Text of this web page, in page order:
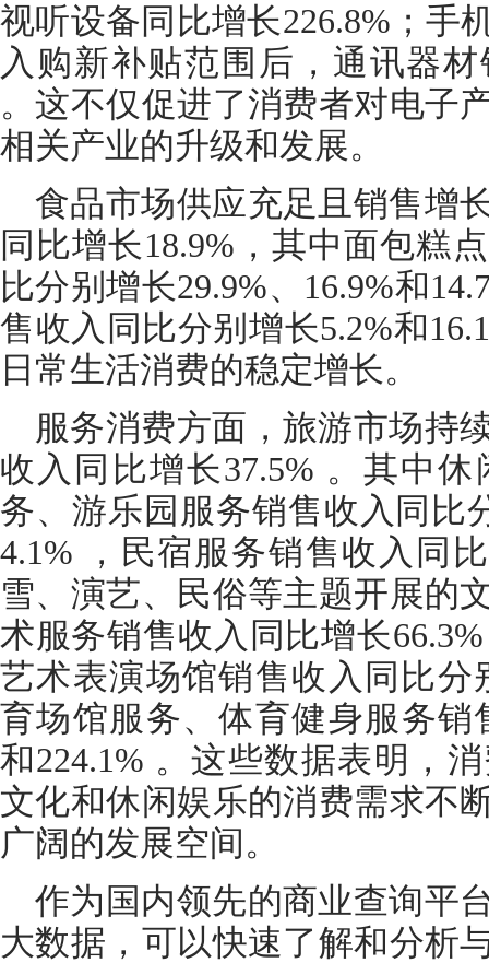
视听设备同比增长226.8%；手
入购新补贴范围后，通讯器
。这不仅促进了消费者对电子
相关产业的升级和发展。
食品市场供应充足且销售增
同比增长18.9%，其中面包糕
比分别增长29.9%、16.9%和
售收入同比分别增长5.2%和
日常生活消费的稳定增长。
服务消费方面，旅游市场持
收入同比增长37.5% 。其中
务、游乐园服务销售收入同比
4.1% ，民宿服务销售收入同
雪、演艺、民俗等主题开展的
术服务销售收入同比增长
艺术表演场馆销售收入同比分
育场馆服务、体育健身服务销
和224.1% 。这些数据表明，
文化和休闲娱乐的消费需求不
广阔的发展空间。
作为国内领先的商业查询平
大数据，可以快速了解和分析